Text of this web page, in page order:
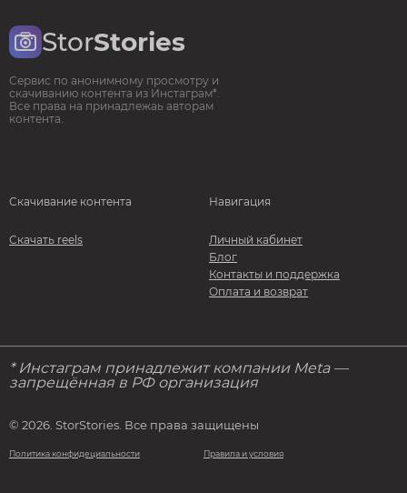
StorStories
Сервис по анонимному просмотру и
скачиванию контента из Инстаграм*.
Все права на принадлежаь авторам
контента.
Скачивание контента
Скачать reels
Навигация
Личный кабинет
Блог
Контакты и поддержка
Оплата и возврат
* Инстаграм принадлежит компании Meta —
запрещённая в РФ организация
© 2026. StorStories. Все права защищены
Политика конфидециальности Правила и условия